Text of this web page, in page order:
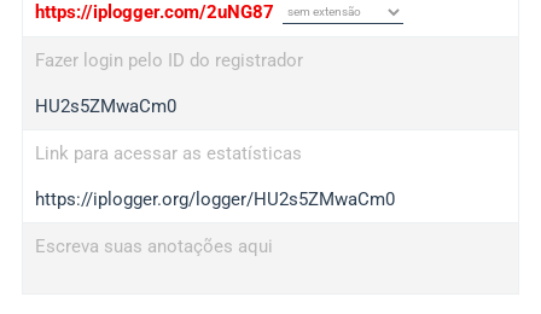
https://iplogger.com/2uNG87
Fazer login pelo ID do registrador
HU2s5ZMwaCm0
Link para acessar as estatísticas
https://iplogger.org/logger/HU2s5ZMwaCm0
Escreva suas anotações aqui